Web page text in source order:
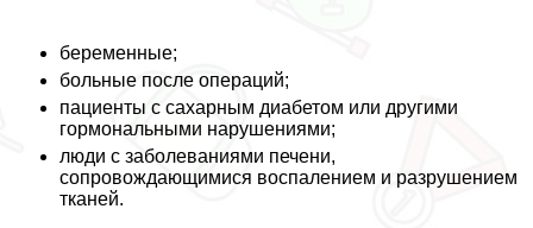
беременные;
больные после операций;
пациенты с сахарным диабетом или другими
гормональными нарушениями;
люди с заболеваниями печени,
сопровождающимися воспалением и разрушением
тканей.